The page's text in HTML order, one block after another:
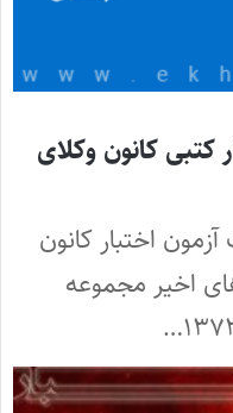
کتبی کانون وکلای
اختبار کانون
اخیر مجموعه